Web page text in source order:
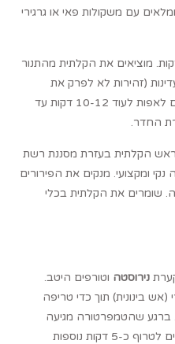
עם משקולות פאי או גרגירי
ואופים ל-17 דקות. מוציאים את הקלתית מהתנור
(זהירות לא לפרק את
הקלתית). מחזירים לתנור וממשיכים לאפות לעוד 10-12 דקות עד
החדר.
הקלתית בעזרת מסננת רשת
ומקצועי. מנקים את הפירורים
שומרים את הקלתית בכלי
נירוסטה וטורפים היטב.
בינונית) תוך כדי טריפה
ברגע שהטמפרטורה מגיעה
ל-60°, מנמיכים את האש וממשיכים לטרוף כ-5 דקות נוספות